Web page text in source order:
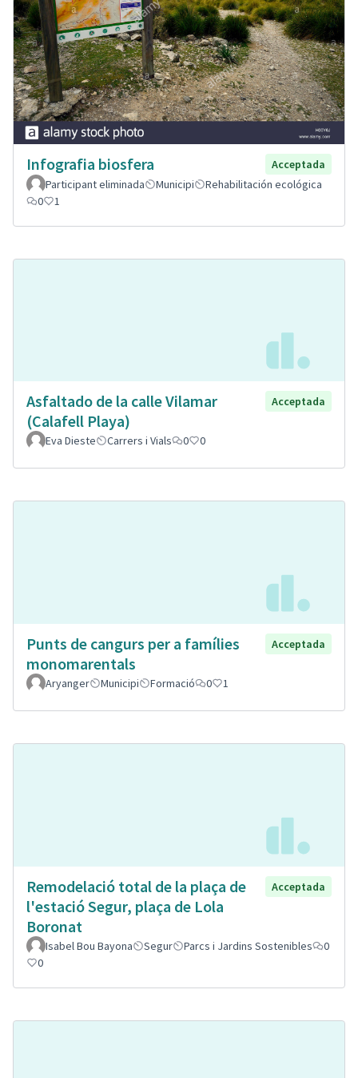
Infografia biosfera
Acceptada
Participant eliminada
Municipi
Rehabilitación ecológica
0
1
Asfaltado de la calle Vilamar
(Calafell Playa)
Acceptada
Eva Dieste Carrers i Vials 0 0
Punts de cangurs per a famílies
monomarentals
Acceptada
Aryanger Municipi Formació 0 1
Remodelació total de la plaça de
l'estació Segur, plaça de Lola
Boronat
Acceptada
Isabel Bou Bayona Segur Parcs i Jardins Sostenibles
0
0